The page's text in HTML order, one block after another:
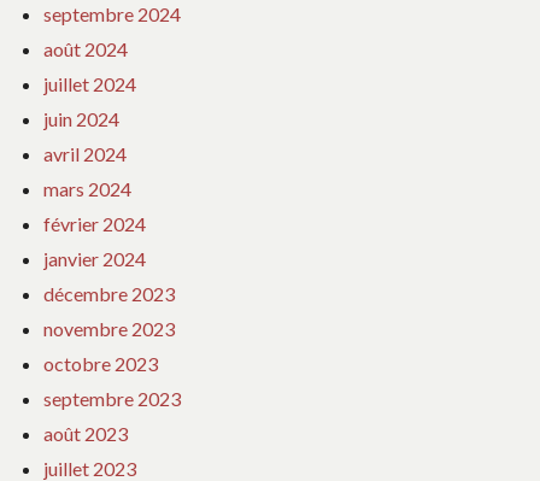
septembre 2024
août 2024
juillet 2024
juin 2024
avril 2024
mars 2024
février 2024
janvier 2024
décembre 2023
novembre 2023
octobre 2023
septembre 2023
août 2023
juillet 2023